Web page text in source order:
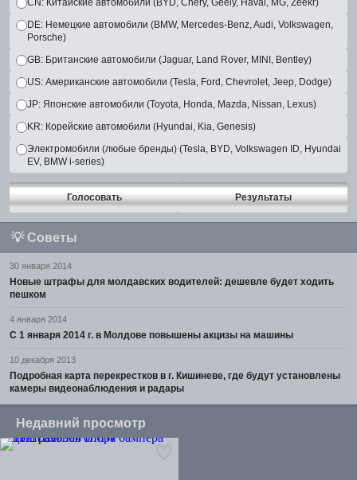
CN: Китайские автомобили (BYD, Chery, Geely, Haval, MG, Zeekr)
DE: Немецкие автомобили (BMW, Mercedes-Benz, Audi, Volkswagen,
Porsche)
GB: Британские автомобили (Jaguar, Land Rover, MINI, Bentley)
US: Американские автомобили (Tesla, Ford, Chevrolet, Jeep, Dodge)
JP: Японские автомобили (Toyota, Honda, Mazda, Nissan, Lexus)
KR: Корейские автомобили (Hyundai, Kia, Genesis)
Электромобили (любые бренды) (Tesla, BYD, Volkswagen ID, Hyundai
EV, BMW i-series)
Голосовать Результаты
💡 Советы
30 января 2014
Новые штрафы для молдавских водителей: дешевле будет ходить
пешком
4 января 2014
С 1 января 2014 г. в Молдове повышены акцизы на машины
10 декабря 2013
Подробная карта перекрестков в г. Кишиневе, где будут установлены
камеры видеонаблюдения и радары
Недавний просмотр